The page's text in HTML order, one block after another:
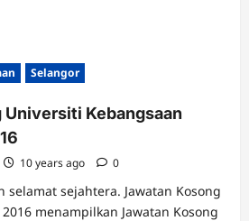
Selangor
Kebangsaan
10 years ago 0
selamat sejahtera. Jawatan Kosong
menampilkan Jawatan Kosong